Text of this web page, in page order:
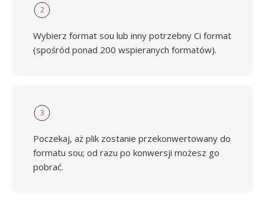
2
Wybierz format sou lub inny potrzebny Ci format
(spośród ponad 200 wspieranych formatów).
3
Poczekaj, aż plik zostanie przekonwertowany do
formatu sou; od razu po konwersji możesz go
pobrać.